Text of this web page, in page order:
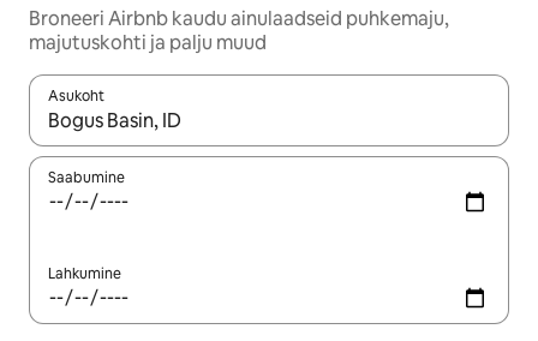
Broneeri Airbnb kaudu ainulaadseid puhkemaju,
majutuskohti ja palju muud
Asukoht
Kui tulemused on kuvatud, liigu ekraanil nooleklahvidega või
Saabumine
Lahkumine